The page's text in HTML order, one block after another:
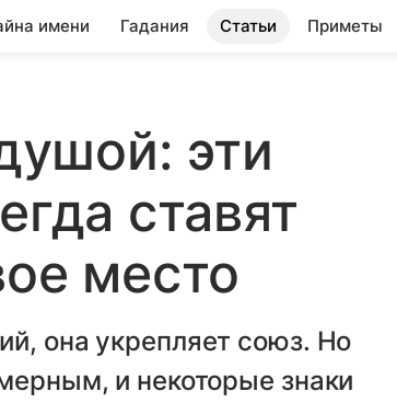
имени Гадания Статьи Приметы
эти
ставят
место
она укрепляет союз. Но
и некоторые знаки